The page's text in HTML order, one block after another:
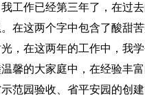
工作已经第三年了，在过
在这两个字中包含了酸甜
，在这两年的工作中，我
馨的大家庭中，在经验丰
范园验收、省平安园的创